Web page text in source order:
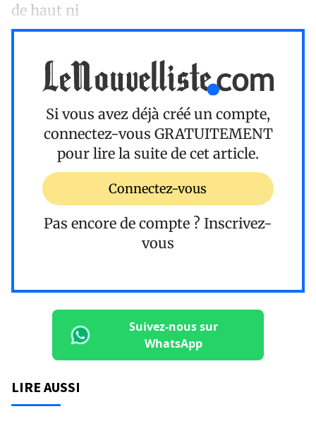
de haut ni
Si vous avez déjà créé un compte,
connectez-vous GRATUITEMENT
pour lire la suite de cet article.
Connectez-vous
Pas encore de compte ? Inscrivez-
vous
Suivez-nous sur
WhatsApp
LIRE AUSSI